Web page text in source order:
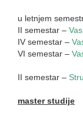
u letnjem
II semestar –
IV semestar –
VI semestar –
II semestar –
master studije